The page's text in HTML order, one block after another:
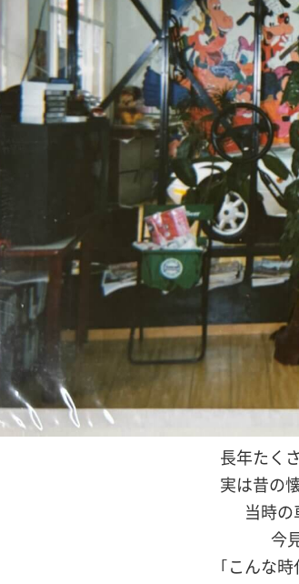
長年たく
実は昔の
当時
今
｢こんな